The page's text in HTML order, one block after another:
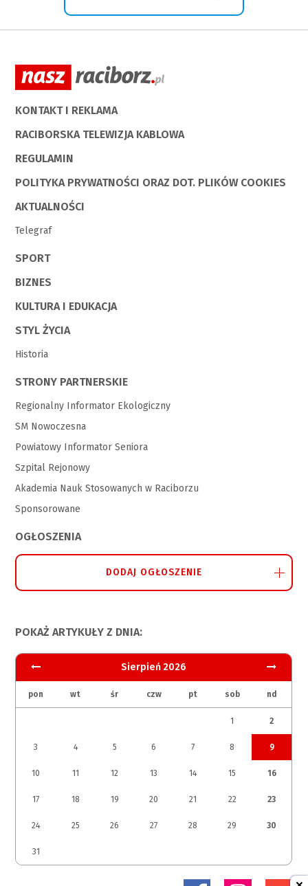
KONTAKT I REKLAMA
RACIBORSKA TELEWIZJA KABLOWA
REGULAMIN
POLITYKA PRYWATNOŚCI ORAZ DOT. PLIKÓW COOKIES
AKTUALNOŚCI
Telegraf
SPORT
BIZNES
KULTURA I EDUKACJA
STYL ŻYCIA
Historia
STRONY PARTNERSKIE
Regionalny Informator Ekologiczny
SM Nowoczesna
Powiatowy Informator Seniora
Szpital Rejonowy
Akademia Nauk Stosowanych w Raciborzu
Sponsorowane
OGŁOSZENIA
DODAJ OGŁOSZENIE
POKAŻ ARTYKUŁY Z DNIA:
Sierpień 2026
pon wt śr czw pt sob nd
1 2
3 4 5 6 7 8 9
10 11 12 13 14 15 16
17 18 19 20 21 22 23
24 25 26 27 28 29 30
31